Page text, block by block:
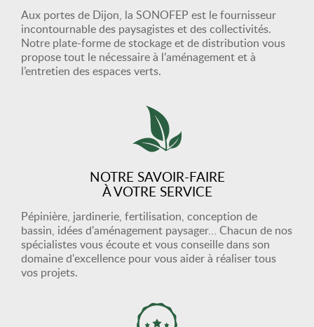
Aux portes de Dijon, la SONOFEP est le fournisseur
incontournable des paysagistes et des collectivités.
Notre plate-forme de stockage et de distribution vous
propose tout le nécessaire à l’aménagement et à
l’entretien des espaces verts.
NOTRE SAVOIR-FAIRE
À VOTRE SERVICE
Pépinière, jardinerie, fertilisation, conception de
bassin, idées d'aménagement paysager… Chacun de nos
spécialistes vous écoute et vous conseille dans son
domaine d'excellence pour vous aider à réaliser tous
vos projets.